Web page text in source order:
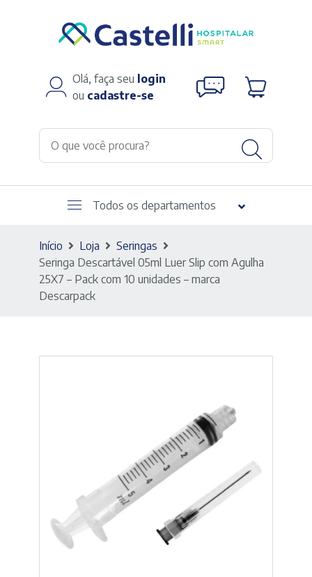
Olá, faça seu login
ou cadastre-se
Todos os departamentos
Início Loja
Seringas
Seringa Descartável 05ml Luer Slip com Agulha
25X7 – Pack com 10 unidades – marca
Descarpack